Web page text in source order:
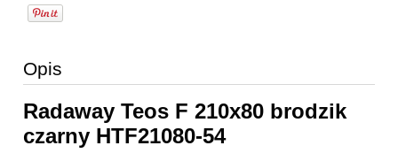
Opis
Radaway Teos F 210x80 brodzik
czarny HTF21080-54